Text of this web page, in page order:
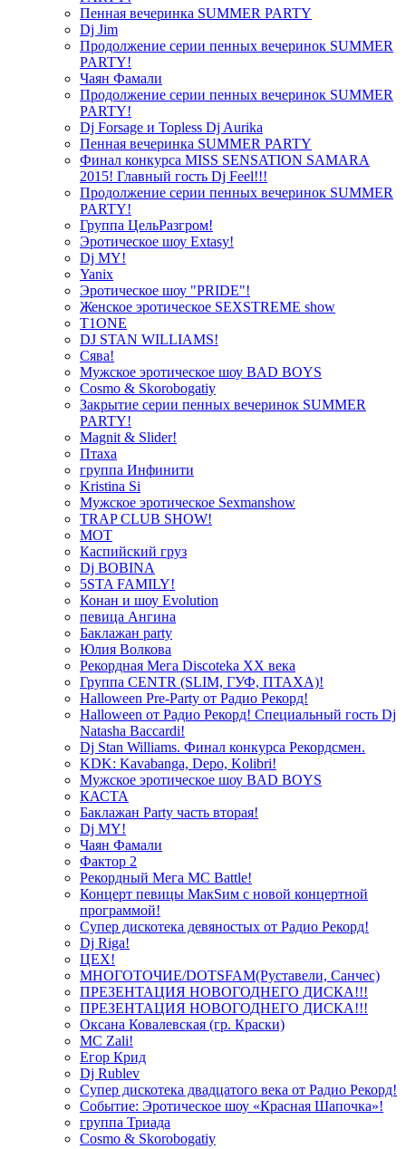
Пенная вечеринка SUMMER PARTY
Dj Jim
Продолжение серии пенных вечеринок SUMMER
PARTY!
Чаян Фамали
Продолжение серии пенных вечеринок SUMMER
PARTY!
Dj Forsage и Topless Dj Aurika
Пенная вечеринка SUMMER PARTY
Финал конкурса MISS SENSATION SAMARA
2015! Главный гость Dj Feel!!!
Продолжение серии пенных вечеринок SUMMER
PARTY!
Группа ЦельРазгром!
Эротическое шоу Extasy!
Dj MY!
Yanix
Эротическое шоу "PRIDE"!
Женское эротическое SEXSTREME show
T1ONE
DJ STAN WILLIAMS!
Сява!
Мужское эротическое шоу BAD BOYS
Cosmo & Skorobogatiy
Закрытие серии пенных вечеринок SUMMER
PARTY!
Magnit & Slider!
Птаха
группа Инфинити
Kristina Si
Мужское эротическое Sexmanshow
TRAP CLUB SHOW!
МОТ
Каспийский груз
Dj BOBINA
5STA FAMILY!
Конан и шоу Evolution
певица Ангина
Баклажан party
Юлия Волкова
Рекордная Мега Discoteka XX века
Группа CENTR (SLIM, ГУФ, ПТАХА)!
Halloween Pre-Party от Радио Рекорд!
Halloween от Радио Рекорд! Специальный гость Dj
Natasha Baccardi!
Dj Stan Williams. Финал конкурса Рекордсмен.
KDK: Kavabanga, Depo, Kolibri!
Мужское эротическое шоу BAD BOYS
КАСТА
Баклажан Party часть вторая!
Dj MY!
Чаян Фамали
Фактор 2
Рекордный Мега МС Battle!
Концерт певицы МакSим с новой концертной
программой!
Супер дискотека девяностых от Радио Рекорд!
Dj Riga!
ЦЕХ!
МНОГОТОЧИЕ/DOTSFAM(Руставели, Санчес)
ПРЕЗЕНТАЦИЯ НОВОГОДНЕГО ДИСКА!!!
ПРЕЗЕНТАЦИЯ НОВОГОДНЕГО ДИСКА!!!
Оксана Ковалевская (гр. Краски)
MC Zali!
Егор Крид
Dj Rublev
Супер дискотека двадцатого века от Радио Рекорд!
Событие: Эротическое шоу «Красная Шапочка»!
группа Триада
Cosmo & Skorobogatiy